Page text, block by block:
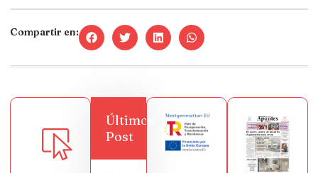
Compartir en:
Últimos
Post